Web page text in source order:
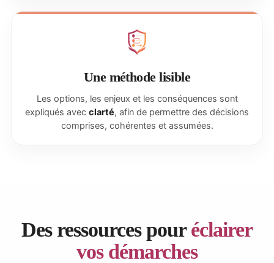
Une méthode lisible
Les options, les enjeux et les conséquences sont
expliqués avec clarté, afin de permettre des décisions
comprises, cohérentes et assumées.
Des ressources pouréclairer
vos démarches